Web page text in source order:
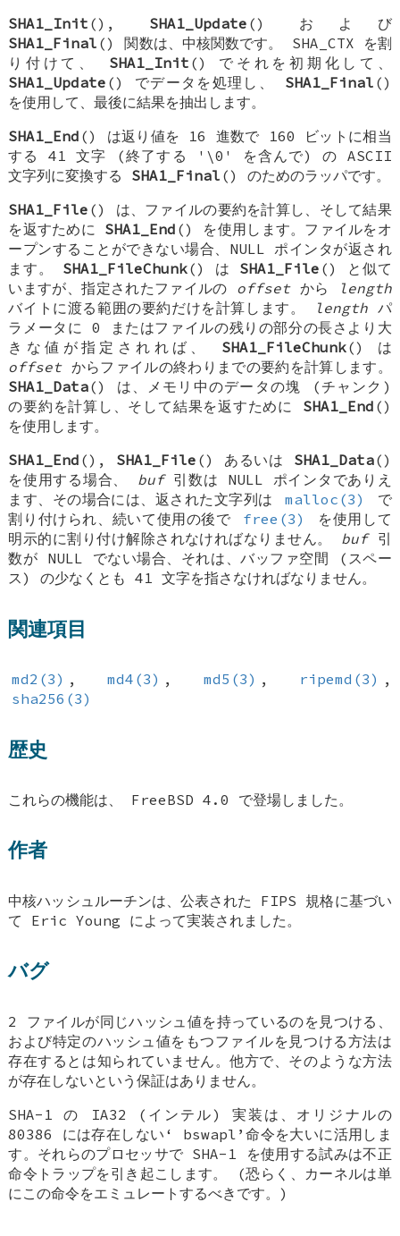
SHA1_Init (), SHA1_Update () および
SHA1_Final () 関数は、中核関数です。 SHA_CTX を割
り付けて、 SHA1_Init () でそれを初期化して、
SHA1_Update () でデータを処理し、 SHA1_Final ()
を使用して、最後に結果を抽出します。
SHA1_End () は返り値を 16 進数で 160 ビットに相当
する 41 文字 (終了する '\0' を含んで) の ASCII
文字列に変換する SHA1_Final () のためのラッパです。
SHA1_File () は、ファイルの要約を計算し、そして結果
を返すために SHA1_End () を使用します。ファイルをオ
ープンすることができない場合、NULL ポインタが返され
ます。 SHA1_FileChunk() は SHA1_File () と似て
いますが、指定されたファイルの offsetから
length
バイトに渡る範囲の要約だけを計算します。
length パ
ラメータに 0 またはファイルの残りの部分の長さより大
きな値が指定されれば、 SHA1_FileChunk() は
offsetからファイルの終わりまでの要約を計算します。
SHA1_Data() は、メモリ中のデータの塊 (チャンク)
の要約を計算し、そして結果を返すために SHA1_End ()
を使用します。
SHA1_End (), SHA1_File () あるいは SHA1_Data()
を使用する場合、 buf引数は NULL ポインタでありえ
ます、その場合には、返された文字列は
malloc(3)
で
割り付けられ、続いて使用の後で
free(3)
を使用して
明示的に割り付け解除されなければなりません。 buf引
数が NULL でない場合、それは、バッファ空間 (スペー
ス) の少なくとも 41 文字を指さなければなりません。
関連項目
md2(3) , md4(3) , md5(3) , ripemd(3) ,
sha256(3)
歴史
これらの機能は、 FreeBSD 4.0 で登場しました。
作者
中核ハッシュルーチンは、公表された FIPS 規格に基づい
て Eric Young によって実装されました。
バグ
2 ファイルが同じハッシュ値を持っているのを見つける、
および特定のハッシュ値をもつファイルを見つける方法は
存在するとは知られていません。他方で、そのような方法
が存在しないという保証はありません。
SHA-1 の IA32 (インテル) 実装は、オリジナルの
80386 には存在しない‘ bswapl ’命令を大いに活用しま
す。それらのプロセッサで SHA-1 を使用する試みは不正
命令トラップを引き起こします。 (恐らく、カーネルは単
にこの命令をエミュレートするべきです。)